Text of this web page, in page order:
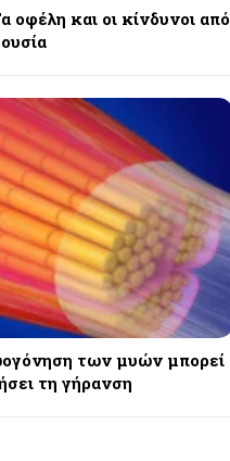
οφέλη και οι κίνδυνοι από
των μυών μπορεί
τη γήρανση